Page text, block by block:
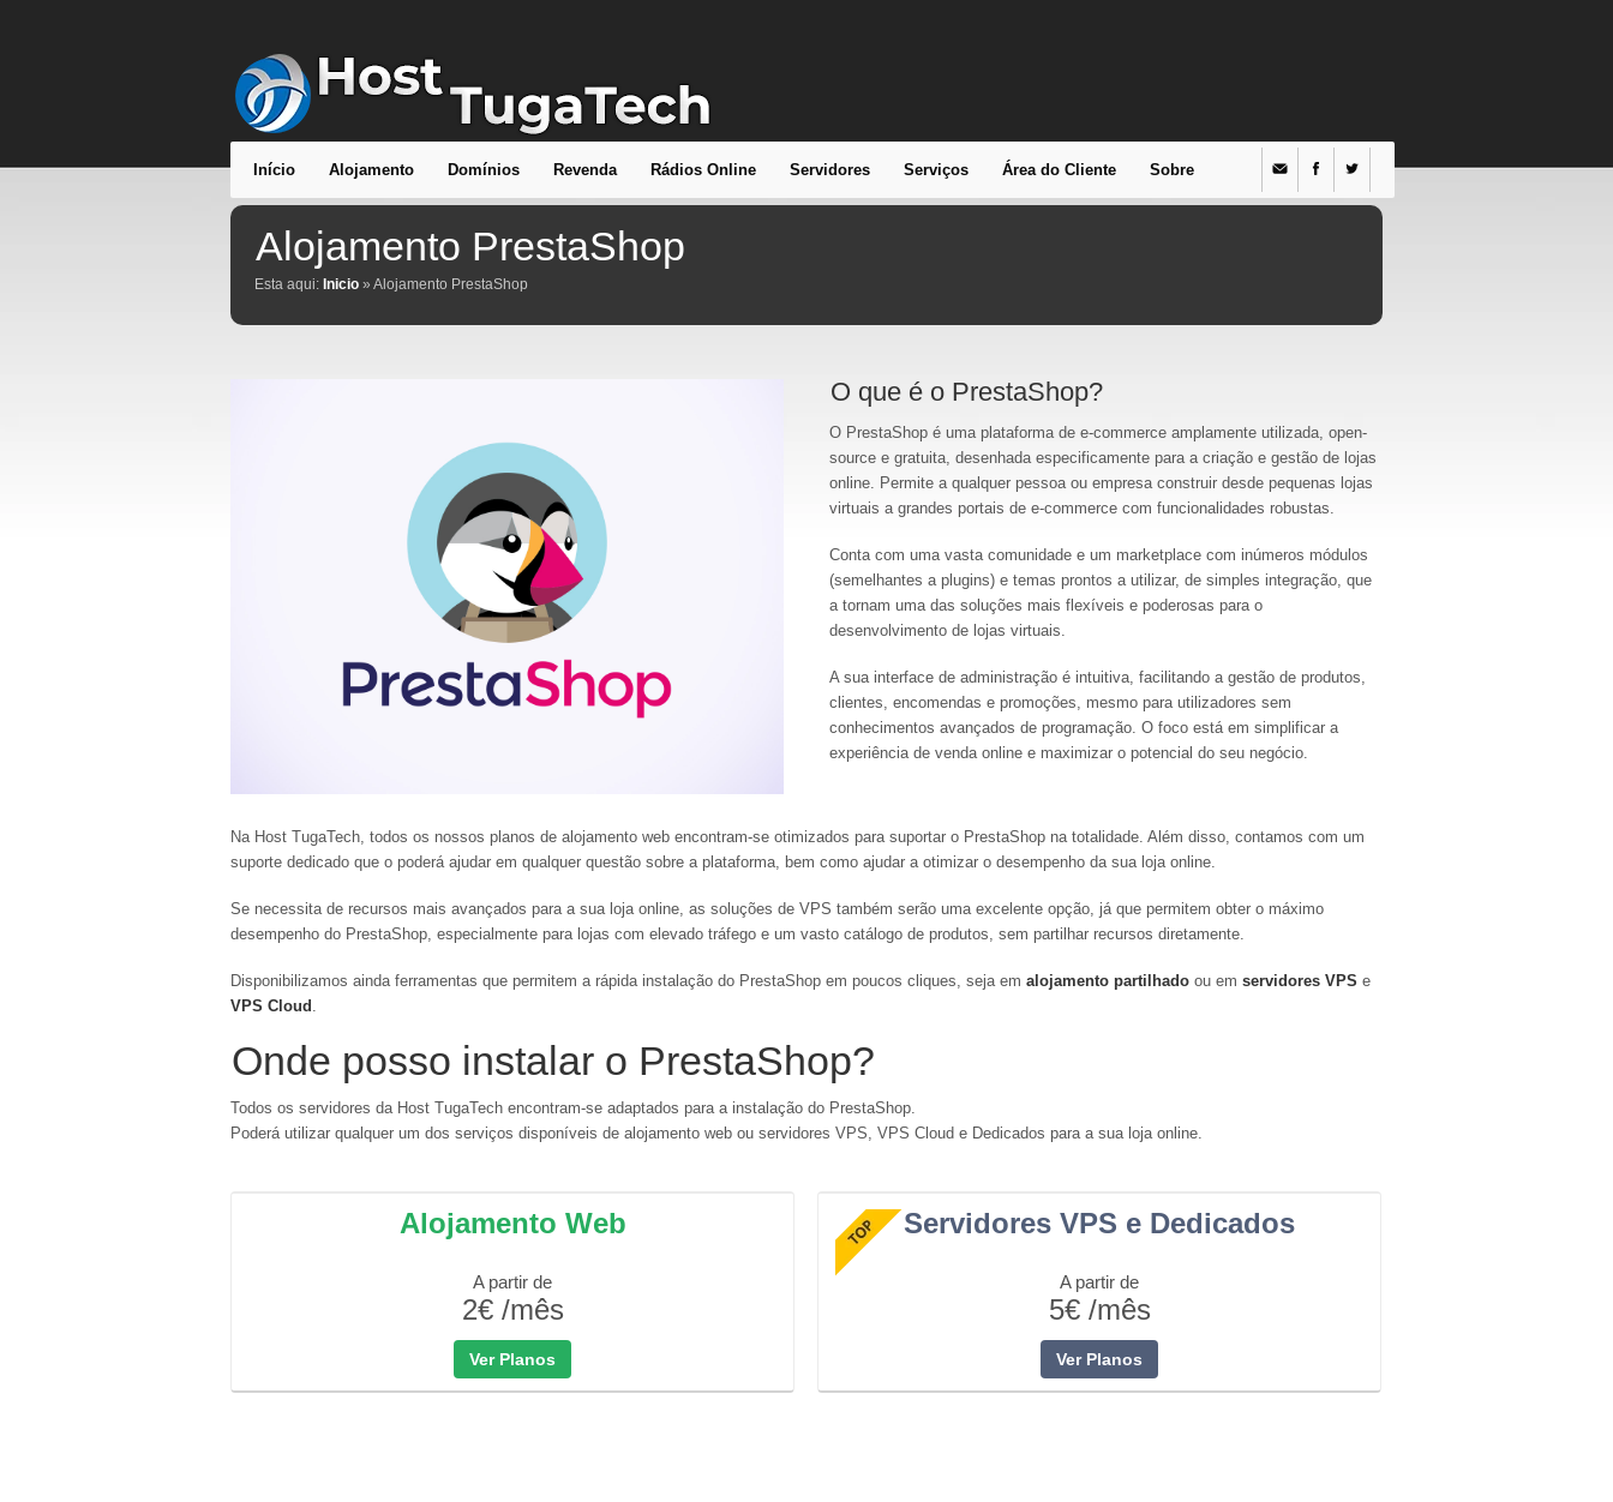
Início Alojamento Domínios Revenda Rádios Online Servidores Serviços Área do Cliente Sobre
Alojamento PrestaShop
Esta aqui: Inicio » Alojamento PrestaShop
O que é o PrestaShop?
O PrestaShop é uma plataforma de e-commerce amplamente utilizada, open-
source e gratuita, desenhada especificamente para a criação e gestão de lojas
online. Permite a qualquer pessoa ou empresa construir desde pequenas lojas
virtuais a grandes portais de e-commerce com funcionalidades robustas.
Conta com uma vasta comunidade e um marketplace com inúmeros módulos
(semelhantes a plugins) e temas prontos a utilizar, de simples integração, que
a tornam uma das soluções mais flexíveis e poderosas para o
desenvolvimento de lojas virtuais.
A sua interface de administração é intuitiva, facilitando a gestão de produtos,
clientes, encomendas e promoções, mesmo para utilizadores sem
conhecimentos avançados de programação. O foco está em simplificar a
experiência de venda online e maximizar o potencial do seu negócio.
Na Host TugaTech, todos os nossos planos de alojamento web encontram-se otimizados para suportar o PrestaShop na totalidade. Além disso, contamos com um
suporte dedicado que o poderá ajudar em qualquer questão sobre a plataforma, bem como ajudar a otimizar o desempenho da sua loja online.
Se necessita de recursos mais avançados para a sua loja online, as soluções de VPS também serão uma excelente opção, já que permitem obter o máximo
desempenho do PrestaShop, especialmente para lojas com elevado tráfego e um vasto catálogo de produtos, sem partilhar recursos diretamente.
Disponibilizamos ainda ferramentas que permitem a rápida instalação do PrestaShop em poucos cliques, seja em alojamento partilhado ou em servidores VPS e
VPS Cloud .
Onde posso instalar o PrestaShop?
Todos os servidores da Host TugaTech encontram-se adaptados para a instalação do PrestaShop.
Poderá utilizar qualquer um dos serviços disponíveis de alojamento web ou servidores VPS, VPS Cloud e Dedicados para a sua loja online.
Alojamento Web
A partir de
2€ /mês
Ver Planos
Servidores VPS e Dedicados
A partir de
5€ /mês
Ver Planos